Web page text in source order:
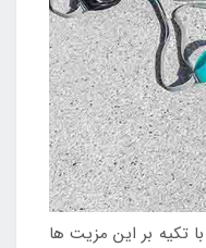
تکیه بر این مزیت ها